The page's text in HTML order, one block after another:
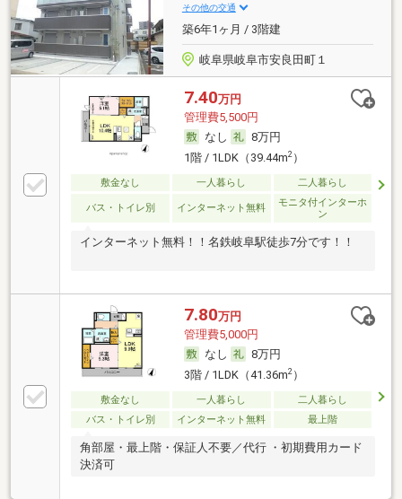
その他の交通
築6年1ヶ月 / 3階建
岐阜県岐阜市安良田町１
7.40万円
管理費5,500円
なし
8万円
1階 / 1LDK（39.44m2）
敷金なし 一人暮らし 二人暮らし
バス・トイレ別 インターネット無料
モニタ付インターホ
ン
インターネット無料！！名鉄岐阜駅徒歩7分です！！
7.80万円
管理費5,000円
なし
8万円
3階 / 1LDK（41.36m2）
敷金なし 一人暮らし
二人暮らし
バス・トイレ別
インターネット無料 最上階
角部屋・最上階・保証人不要／代行 ・初期費用カード
決済可